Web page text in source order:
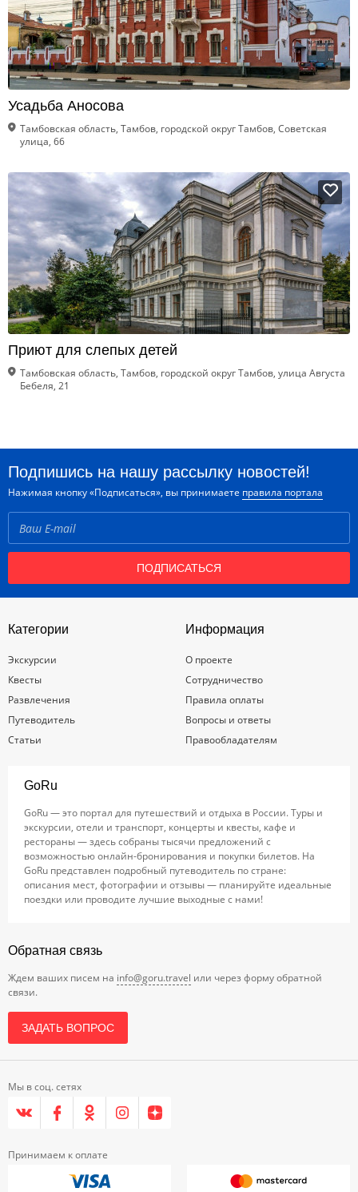
Усадьба Аносова
Тамбовская область, Тамбов, городской округ Тамбов, Советская
улица, 66
Приют для слепых детей
Тамбовская область, Тамбов, городской округ Тамбов, улица Августа
Бебеля, 21
Подпишись на нашу рассылку новостей!
Нажимая кнопку «Подписаться», вы принимаете правила портала
ПОДПИСАТЬСЯ
Категории
Экскурсии
Квесты
Развлечения
Путеводитель
Статьи
Информация
О проекте
Сотрудничество
Правила оплаты
Вопросы и ответы
Правообладателям
GoRu
GoRu — это портал для путешествий и отдыха в России. Туры и
экскурсии, отели и транспорт, концерты и квесты, кафе и
рестораны — здесь собраны тысячи предложений с
возможностью онлайн-бронирования и покупки билетов. На
GoRu представлен подробный путеводитель по стране:
описания мест, фотографии и отзывы — планируйте идеальные
поездки или проводите лучшие выходные с нами!
Обратная связь
Ждем ваших писем на info@goru.travel или через форму обратной
связи.
ЗАДАТЬ ВОПРОС
Мы в соц. сетях
Принимаем к оплате